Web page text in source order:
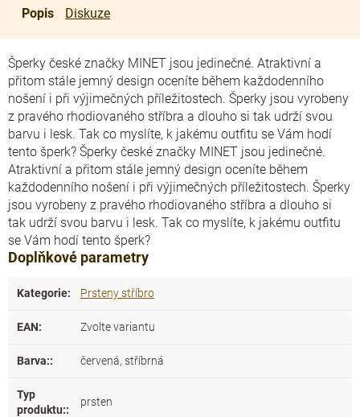
Popis Diskuze
Šperky české značky MINET jsou jedinečné. Atraktivní a
přitom stále jemný design oceníte během každodenního
nošení i při výjimečných příležitostech. Šperky jsou vyrobeny
z pravého rhodiovaného stříbra a dlouho si tak udrží svou
barvu i lesk. Tak co myslíte, k jakému outfitu se Vám hodí
tento šperk? Šperky české značky MINET jsou jedinečné.
Atraktivní a přitom stále jemný design oceníte během
každodenního nošení i při výjimečných příležitostech. Šperky
jsou vyrobeny z pravého rhodiovaného stříbra a dlouho si
tak udrží svou barvu i lesk. Tak co myslíte, k jakému outfitu
se Vám hodí tento šperk?
Doplňkové parametry
Kategorie: Prsteny stříbro
EAN: Zvolte variantu
Barva:: červená, stříbrná
Typ
produktu::
prsten